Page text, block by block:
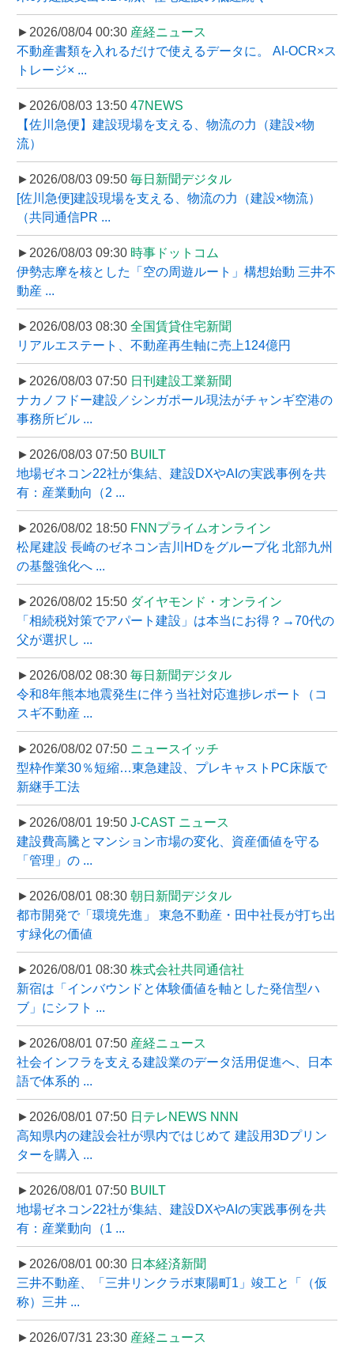
►2026/08/04 00:30 産経ニュース
不動産書類を入れるだけで使えるデータに。 AI-OCR×ス
トレージ× ...
►2026/08/03 13:50 47NEWS
【佐川急便】建設現場を支える、物流の力（建設×物
流）
►2026/08/03 09:50 毎日新聞デジタル
[佐川急便]建設現場を支える、物流の力（建設×物流）
（共同通信PR ...
►2026/08/03 09:30 時事ドットコム
伊勢志摩を核とした「空の周遊ルート」構想始動 三井不
動産 ...
►2026/08/03 08:30 全国賃貸住宅新聞
リアルエステート、不動産再生軸に売上124億円
►2026/08/03 07:50 日刊建設工業新聞
ナカノフドー建設／シンガポール現法がチャンギ空港の
事務所ビル ...
►2026/08/03 07:50 BUILT
地場ゼネコン22社が集結、建設DXやAIの実践事例を共
有：産業動向（2 ...
►2026/08/02 18:50 FNNプライムオンライン
松尾建設 長崎のゼネコン吉川HDをグループ化 北部九州
の基盤強化へ ...
►2026/08/02 15:50 ダイヤモンド・オンライン
「相続税対策でアパート建設」は本当にお得？→70代の
父が選択し ...
►2026/08/02 08:30 毎日新聞デジタル
令和8年熊本地震発生に伴う当社対応進捗レポート（コ
スギ不動産 ...
►2026/08/02 07:50 ニュースイッチ
型枠作業30％短縮…東急建設、プレキャストPC床版で
新継手工法
►2026/08/01 19:50 J-CAST ニュース
建設費高騰とマンション市場の変化、資産価値を守る
「管理」の ...
►2026/08/01 08:30 朝日新聞デジタル
都市開発で「環境先進」 東急不動産・田中社長が打ち出
す緑化の価値
►2026/08/01 08:30 株式会社共同通信社
新宿は「インバウンドと体験価値を軸とした発信型ハ
ブ」にシフト ...
►2026/08/01 07:50 産経ニュース
社会インフラを支える建設業のデータ活用促進へ、日本
語で体系的 ...
►2026/08/01 07:50 日テレNEWS NNN
高知県内の建設会社が県内ではじめて 建設用3Dプリン
ターを購入 ...
►2026/08/01 07:50 BUILT
地場ゼネコン22社が集結、建設DXやAIの実践事例を共
有：産業動向（1 ...
►2026/08/01 00:30 日本経済新聞
三井不動産、「三井リンクラボ東陽町1」竣工と「（仮
称）三井 ...
►2026/07/31 23:30 産経ニュース